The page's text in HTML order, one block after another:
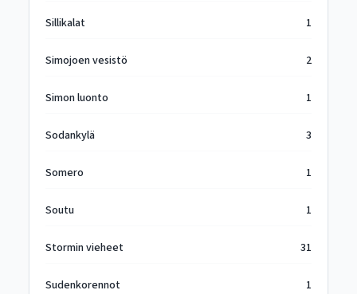
Sillikalat 1
Simojoen vesistö 2
Simon luonto 1
Sodankylä 3
Somero 1
Soutu 1
Stormin vieheet 31
Sudenkorennot 1